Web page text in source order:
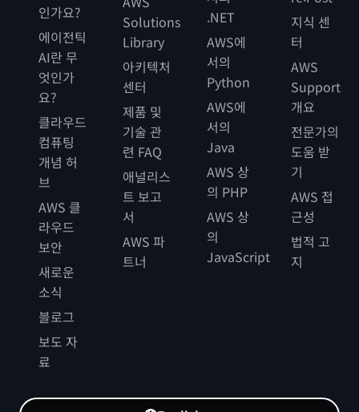
인가요?
에이전틱
AI란 무
엇인가
요?
클라우드
컴퓨팅
개념 허
브
AWS 클
라우드
보안
새로운
소식
블로그
보도 자
료
Solutions
Library
아키텍처
센터
제품 및
기술 관
련 FAQ
애널리스
트 보고
서
AWS 파
트너
.NET
AWS에
서의
Python
AWS에
서의
Java
AWS 상
의 PHP
AWS 상
의
JavaScript
지식 센
터
AWS
Support
개요
전문가의
도움 받
기
AWS 접
근성
법적 고
지